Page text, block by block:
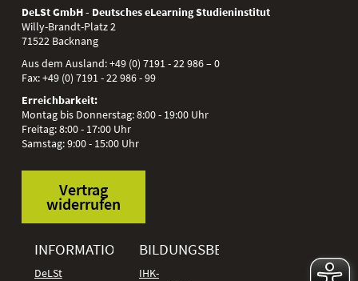
DeLSt GmbH - Deutsches eLearning Studieninstitut
Willy-Brandt-Platz 2
71522 Backnang
Aus dem Ausland:+49 (0) 7191 - 22 986 – 0
Fax:+49 (0) 7191 - 22 986 - 99
Erreichbarkeit:
Montag bis Donnerstag: 8:00 - 19:00 Uhr
Freitag: 8:00 - 17:00 Uhr
Samstag: 9:00 - 15:00 Uhr
Vertrag
widerrufen
INFORMATIONEN
DeLSt
BILDUNGSBEREICHE
IHK-